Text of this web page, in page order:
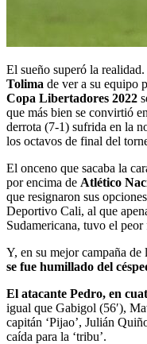
El sueño superó la
Tolima de ver a su equipo
Copa Libertadores 2022
que más bien se convirtió
derrota (7-1) sufrida en la
los octavos de final del
El onceno que sacaba la
por encima de Atlético
que resignaron sus
Deportivo Cali, al que
Sudamericana, tuvo el
Y, en su mejor campaña
se fue humillado del
El atacante Pedro, en
igual que Gabigol (56′),
capitán ‘Pijao’, Julián
caída para la ‘tribu’.